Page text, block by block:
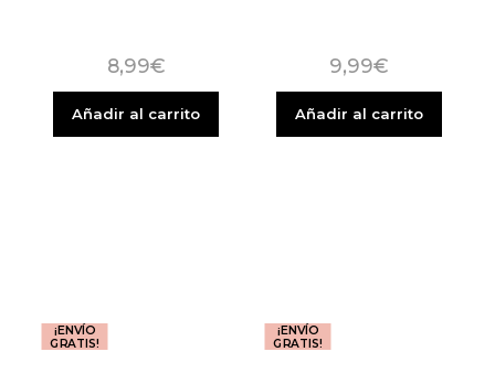
8,99€
Añadir al carrito
9,99€
Añadir al carrito
¡ENVÍO
GRATIS!
¡ENVÍO
GRATIS!